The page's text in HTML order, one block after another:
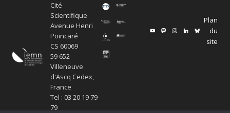
Cité
Scientifique
Avenue Henri
Poincaré
CS 60069
59 652
Villeneuve
d'Ascq Cedex,
France
Tel : 03 20 19 79
79
Plan
du
site